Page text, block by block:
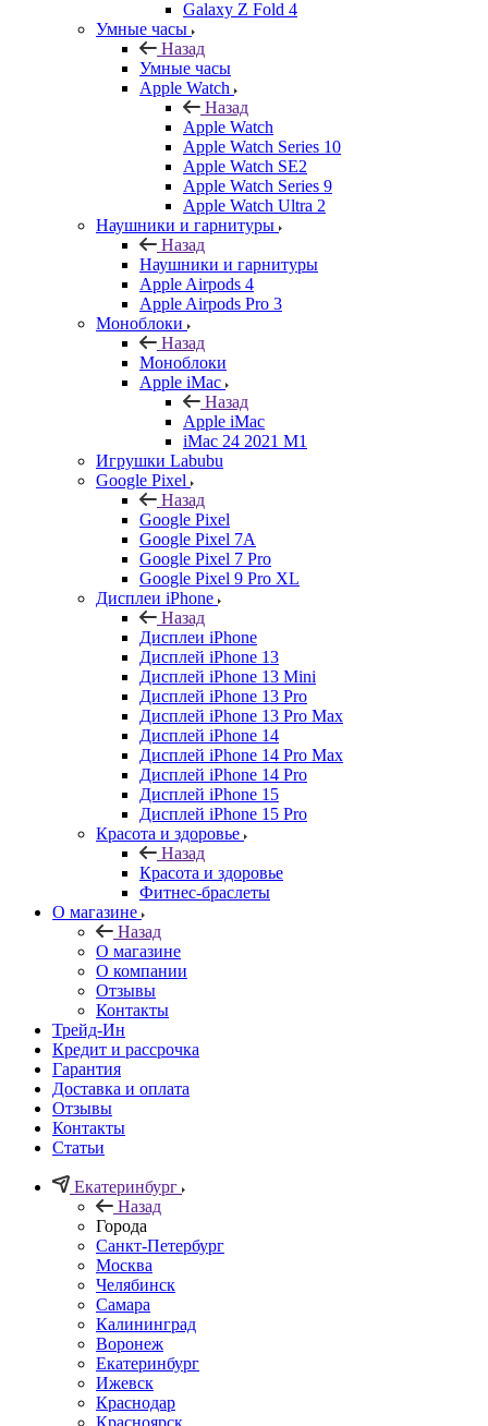
Galaxy Z Fold 4
Умные часы
Назад
Умные часы
Apple Watch
Назад
Apple Watch
Apple Watch Series 10
Apple Watch SE2
Apple Watch Series 9
Apple Watch Ultra 2
Наушники и гарнитуры
Назад
Наушники и гарнитуры
Apple Airpods 4
Apple Airpods Pro 3
Моноблоки
Назад
Моноблоки
Apple iMac
Назад
Apple iMac
iMac 24 2021 M1
Игрушки Labubu
Google Pixel
Назад
Google Pixel
Google Pixel 7А
Google Pixel 7 Pro
Google Pixel 9 Pro XL
Дисплеи iPhone
Назад
Дисплеи iPhone
Дисплей iPhone 13
Дисплей iPhone 13 Mini
Дисплей iPhone 13 Pro
Дисплей iPhone 13 Pro Max
Дисплей iPhone 14
Дисплей iPhone 14 Pro Max
Дисплей iPhone 14 Pro
Дисплей iPhone 15
Дисплей iPhone 15 Pro
Красота и здоровье
Назад
Красота и здоровье
Фитнес-браслеты
О магазине
Назад
О магазине
О компании
Отзывы
Контакты
Трейд-Ин
Кредит и рассрочка
Гарантия
Доставка и оплата
Отзывы
Контакты
Статьи
Екатеринбург
Назад
Города
Санкт-Петербург
Москва
Челябинск
Самара
Калининград
Воронеж
Екатеринбург
Ижевск
Краснодар
Красноярск